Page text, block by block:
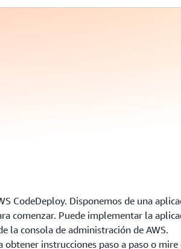
CodeDeploy. Disponemos de una
comenzar. Puede implementar la
la consola de administración de AWS.
obtener instrucciones paso a paso o mire